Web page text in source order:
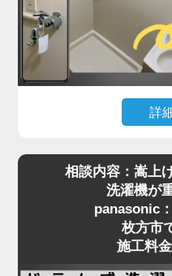
ーズに作業を完了しま
濯機設置費用と扉の脱
「最初はどうなるかと
当に助かりました」と
洗濯機取り付けには、
ざまな要素が関係しま
い。プロが現場で判断
いたします。
詳
らない」といったご相
多く見られます。今回
いたN様のご自宅もま
されたのはTOSHIBA
ースには洗濯パンがあ
相談内容：嵩上
洗濯機が
panasonic
枚方市
施工料